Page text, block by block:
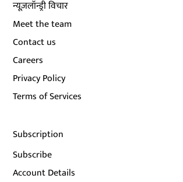
न्यूज़लॉन्ड्री विचार
Meet the team
Contact us
Careers
Privacy Policy
Terms of Services
Subscription
Subscribe
Account Details